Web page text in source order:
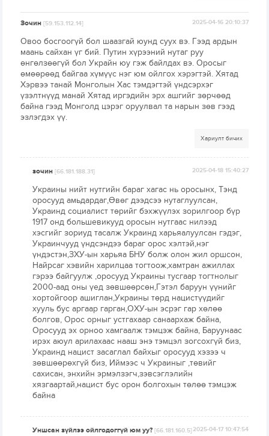
Зочин[59.153.112.14] 2025-04-16 20:10:37
Овоо босгоогүй бол шаазгай юунд суух вэ. Гээд ардын
маань сайхан үг бий. Путин хүрээний нутаг руу
өнгөлзөөгүй бол Украйн юу гэж байлдах вэ. Оросыг
өмөөрөөд байгаа хүмүүс нэг юм ойлгох хэрэгтэй. Хятад
Хэрвээ танай Монголын Хас тэмдэгтэй үндсэрхэг
үзэлтнүүд манай Хятад иргэдийн эрх ашгийг зөрчөөд
байна гээд Монголд цэрэг оруулвал та нарын зөв гээд
эзлэгдэх үү.
Хариулт бичих
зочин[66.181.188.31] 2025-04-18 15:40:27
Украины нийт нутгийн бараг хагас нь оросынх, Тэнд
оросууд амьдардаг,Өвөг дээдсээ нутаглуулсан,
Украинд социалист төрийг бэхжүүлэх зорилгоор бүр
1917 онд большевикууд оросын нутгаас нилээд
хэсгийг зориуд тасалж Украинд харьяалуулсан гэдэг,
Украинчууд үндсэндээ бараг орос хэлтэй,нэг
үндэстэн,ЗХУ-ын харьяа БНУ болж олон жил оршсон,
Найрсаг хэвийн харилцаа тогтоож,хамтран ажиллах
гэрээ байгуулж ,оросууд Украины тусгаар тогтнолыг
2000-аад оны үед зөвшөөрсөн,Гэтэл баруун үүнийг
хортойгоор ашиглан,Украины төрд нацистүүдийг
хууль бус аргаар гарган,ОХУ-ын эсрэг гар хөлөө
болгов, Орос орныг устгахаар санаархаж байна,
Оросууд эх орноо хамгаалж тэмцэж байна, Баруунаас
ирэх аюул арилахаас нааш энэ тэмцэл зогсохгүй биз,
Украинд нацист засаглал байхыг оросууд хэзээ ч
зөвшөөрөхгүй биз, Иймээс ч Украиныг ,төвийг
сахисан, энхийн эрмэлзэгч,зэвсэглэлийн
хязгаартай,нацист бус орон болгохын төлөө тэмцэж
байна
Уншсан зүйлээ ойлгодоггүй юм уу?[66.181.160.5] 2025-04-17 10:47:54